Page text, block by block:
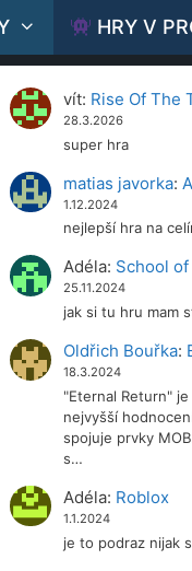
HRY V
vít: Rise Of The
28.3.2026
super hra
matias javorka:
1.12.2024
nejlepší hra na
Adéla: School
25.11.2024
jak si tu hru mam
Oldřich Bouřka:
18.3.2024
"Eternal Return"
nejvyšší
spojuje prvky
s…
Adéla: Roblox
1.1.2024
je to podraz nijak